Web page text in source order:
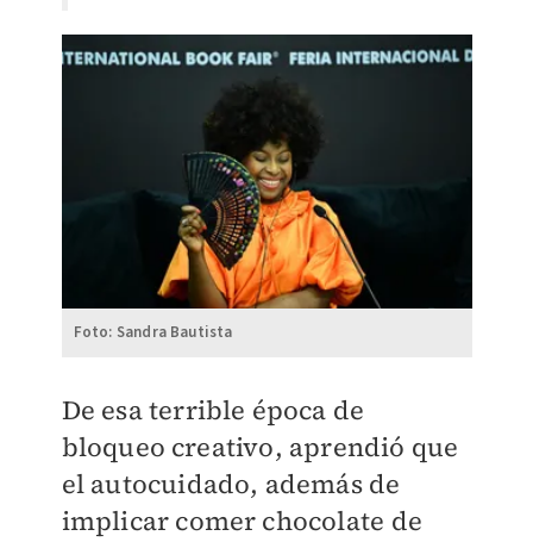
Foto: Sandra Bautista
De esa terrible época de
bloqueo creativo, aprendió que
el autocuidado, además de
implicar comer chocolate de